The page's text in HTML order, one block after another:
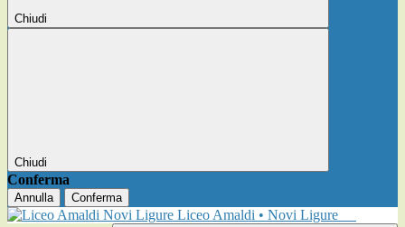
Chiudi
Chiudi
Conferma
Annulla Conferma
Liceo Amaldi • Novi Ligure